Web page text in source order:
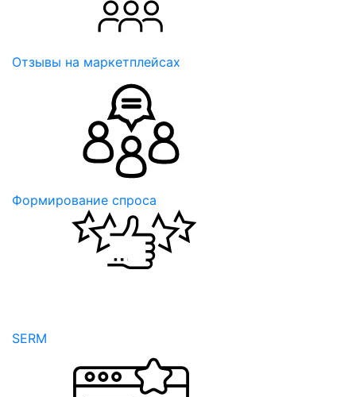
Отзывы на маркетплейсах
Формирование спроса
SERM